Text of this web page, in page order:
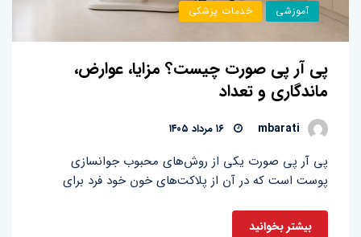
آموزشی خدمات پزشکی
پی آر پی صورت چیست؟ مزایا، عوارض،
ماندگاری و تعداد
mbarati
پی آر پی صورت یکی از روش‌های محبوب جوانسازی
پوست است که در آن از پلاکت‌های خون خود فرد برای
بیشتر بخوانید